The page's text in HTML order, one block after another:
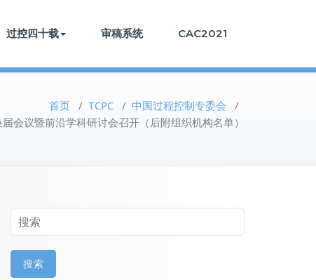
过控四十载 审稿系统 CAC2021
首页 / TCPC / 中国过程控制专委会 /
会议暨前沿学科研讨会召开（后附组织机构名单）